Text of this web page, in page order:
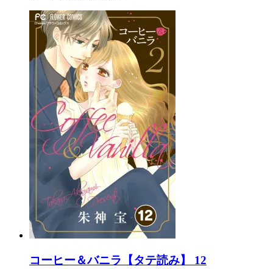
コーヒー＆バニラ【タテ読み】 12